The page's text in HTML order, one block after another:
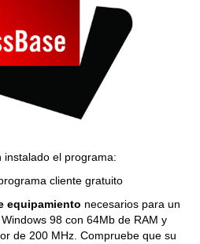
instalado el programa:
cliente gratuito
equipamiento necesarios para un
98 con 64Mb de RAM y
de 200 MHz. Compruebe que su